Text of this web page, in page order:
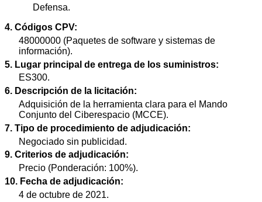
Defensa.
4. Códigos CPV:
48000000 (Paquetes de software y sistemas de
información).
5. Lugar principal de entrega de los suministros:
ES300.
6. Descripción de la licitación:
Adquisición de la herramienta clara para el Mando
Conjunto del Ciberespacio (MCCE).
7. Tipo de procedimiento de adjudicación:
Negociado sin publicidad.
9. Criterios de adjudicación:
Precio (Ponderación: 100%).
10. Fecha de adjudicación:
4 de octubre de 2021.